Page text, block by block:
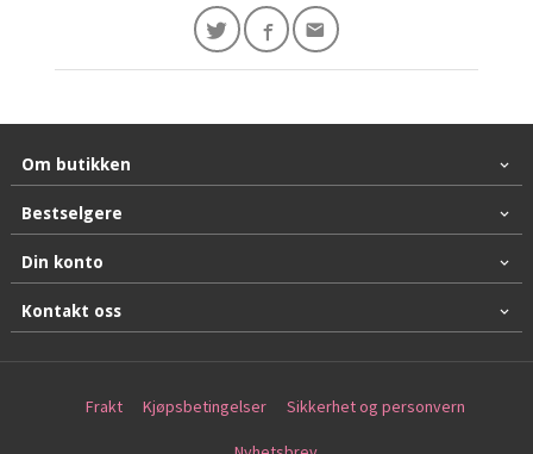
Om butikken
Bestselgere
Din konto
Kontakt oss
Frakt Kjøpsbetingelser Sikkerhet og personvern